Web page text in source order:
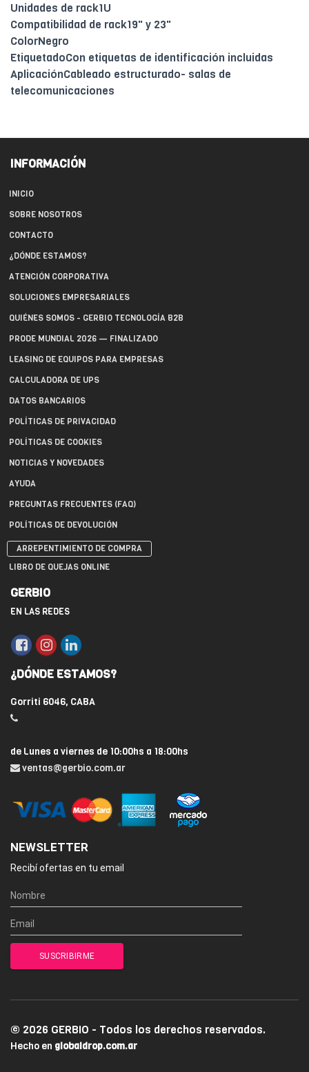
Unidades de rack1U
Compatibilidad de rack19" y 23"
ColorNegro
EtiquetadoCon etiquetas de identificación incluidas
AplicaciónCableado estructurado- salas de
telecomunicaciones
INFORMACIÓN
INICIO
SOBRE NOSOTROS
CONTACTO
¿DÓNDE ESTAMOS?
ATENCIÓN CORPORATIVA
SOLUCIONES EMPRESARIALES
QUIÉNES SOMOS - GERBIO TECNOLOGÍA B2B
PRODE MUNDIAL 2026 — FINALIZADO
LEASING DE EQUIPOS PARA EMPRESAS
CALCULADORA DE UPS
DATOS BANCARIOS
POLÍTICAS DE PRIVACIDAD
POLÍTICAS DE COOKIES
NOTICIAS Y NOVEDADES
AYUDA
PREGUNTAS FRECUENTES (FAQ)
POLÍTICAS DE DEVOLUCIÓN
ARREPENTIMIENTO DE COMPRA
LIBRO DE QUEJAS ONLINE
GERBIO
EN LAS REDES
¿DÓNDE ESTAMOS?
Gorriti 6046, CABA
de Lunes a viernes de 10:00hs a 18:00hs
ventas@gerbio.com.ar
NEWSLETTER
Recibí ofertas en tu email
© 2026 GERBIO - Todos los derechos reservados.
Hecho en globaldrop.com.ar